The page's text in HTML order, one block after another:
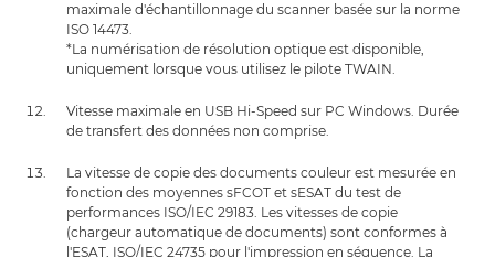
maximale d'échantillonnage du scanner basée sur la norme
ISO 14473.
*La numérisation de résolution optique est disponible,
uniquement lorsque vous utilisez le pilote TWAIN.
Vitesse maximale en USB Hi-Speed sur PC Windows. Durée
de transfert des données non comprise.
La vitesse de copie des documents couleur est mesurée en
fonction des moyennes sFCOT et sESAT du test de
performances ISO/IEC 29183. Les vitesses de copie
(chargeur automatique de documents) sont conformes à
l'ESAT, ISO/IEC 24735 pour l'impression en séquence. La